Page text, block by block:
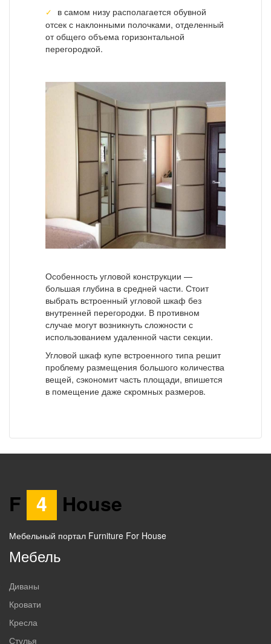
в самом низу располагается обувной
отсек с наклонными полочками, отделенный
от общего объема горизонтальной
перегородкой.
Особенность угловой конструкции —
большая глубина в средней части. Стоит
выбрать встроенный угловой шкаф без
внутренней перегородки. В противном
случае могут возникнуть сложности с
использованием удаленной части секции.
Угловой шкаф купе встроенного типа решит
проблему размещения большого количества
вещей, сэкономит часть площади, впишется
в помещение даже скромных размеров.
F 4 House
Мебельный портал Furniture For House
Мебель
Диваны
Кровати
Кресла
Стулья